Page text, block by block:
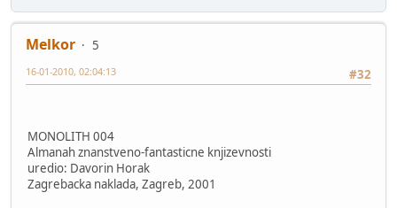
Melkor
5
#32
16-01-2010, 02:04:13
MONOLITH 004
Almanah znanstveno-fantasticne knjizevnosti
uredio: Davorin Horak
Zagrebacka naklada, Zagreb, 2001